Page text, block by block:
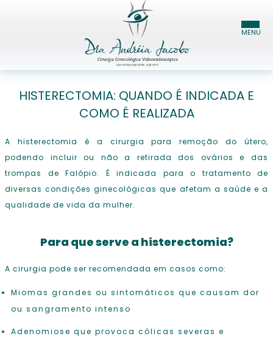
HOME
DRA. ANDRÉIA JACOBO
ESPECIALIDADES
BLOG
CONTATO
HISTERECTOMIA: QUANDO É INDICADA E
COMO É REALIZADA
A histerectomia é a cirurgia para remoção do útero,
podendo incluir ou não a retirada dos ovários e das
trompas de Falópio. É indicada para o tratamento de
diversas condições ginecológicas que afetam a saúde e a
qualidade de vida da mulher.
Para que serve a histerectomia?
A cirurgia pode ser recomendada em casos como:
Miomas grandes ou sintomáticos que causam dor
ou sangramento intenso
Adenomiose que provoca cólicas severas e